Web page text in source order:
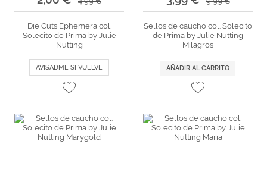
Die Cuts Ephemera col.
Solecito de Prima by Julie
Nutting
AVISADME SI VUELVE
Sellos de caucho col. Solecito
de Prima by Julie Nutting
Milagros
AÑADIR AL CARRITO